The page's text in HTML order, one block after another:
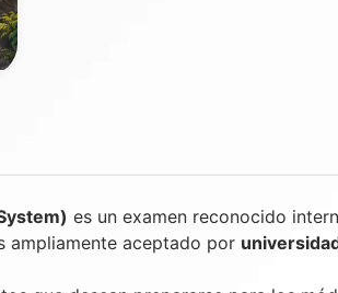
es un examen reconocido
ampliamente aceptado por